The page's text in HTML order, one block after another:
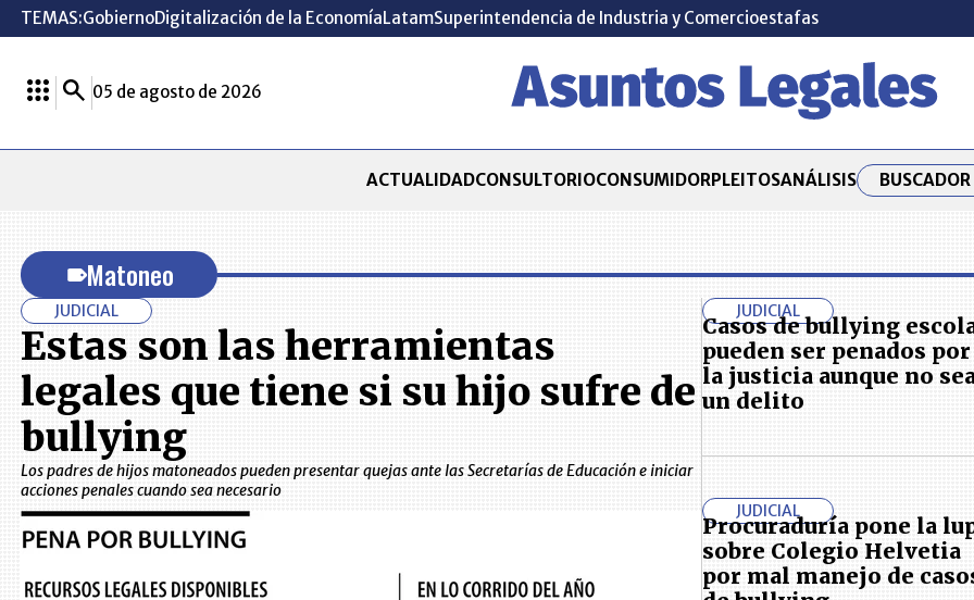
TEMAS:GobiernoDigitalización de la EconomíaLatamSuperintendencia de Industria y Comercioestafas
05 de agosto de 2026
ACTUALIDADCONSULTORIOCONSUMIDORPLEITOSANÁLISIS
Matoneo
JUDICIAL
Estas son las herramientas
legales que tiene si su hijo sufre de
bullying
Los padres de hijos matoneados pueden presentar quejas ante las Secretarías de Educación e iniciar
acciones penales cuando sea necesario
JUDICIAL
Casos de bullying
pueden ser penados por
la justicia aunque no
un delito
JUDICIAL
Procuraduría pone la
sobre Colegio Helvetia
por mal manejo de